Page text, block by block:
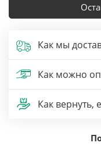
Как мы
Как можно
Как вернуть,